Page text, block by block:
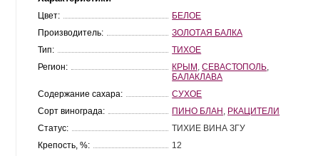
Цвет:
БЕЛОЕ
Производитель:
ЗОЛОТАЯ БАЛКА
Тип:
ТИХОЕ
Регион:
КРЫМ ,СЕВАСТОПОЛЬ
БАЛАКЛАВА
Содержание сахара:
СУХОЕ
Сорт винограда:
ПИНО БЛАН РКАЦИТЕЛИ
Статус:
ТИХИЕ ВИНА ЗГУ
Крепость, %:
12